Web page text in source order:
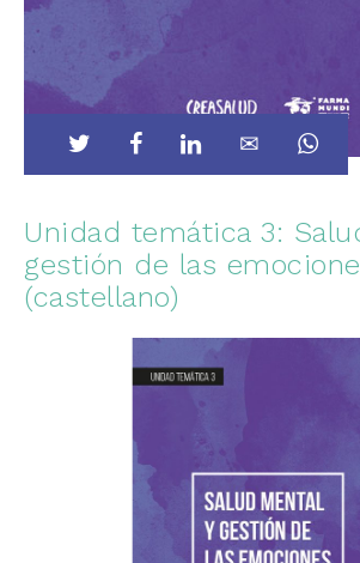
Unidad temática 3:
gestión de las
(castellano)